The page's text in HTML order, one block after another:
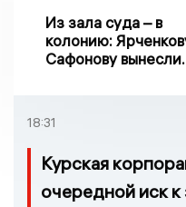
Из зала суда – в
колонию:
Сафонову вынесли
18:31
Курская
очередной иск